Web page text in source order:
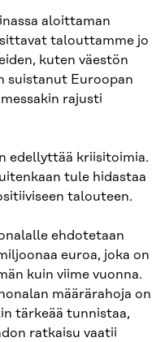
aloittaman
talouttamme jo
kuten väestön
suistanut Euroopan
rajusti
edellyttää kriisitoimia.
tule hidastaa
talouteen.
ehdotetaan
euroa, joka on
kuin viime vuonna.
määrärahoja on
tärkeää tunnistaa,
ratkaisu vaatii